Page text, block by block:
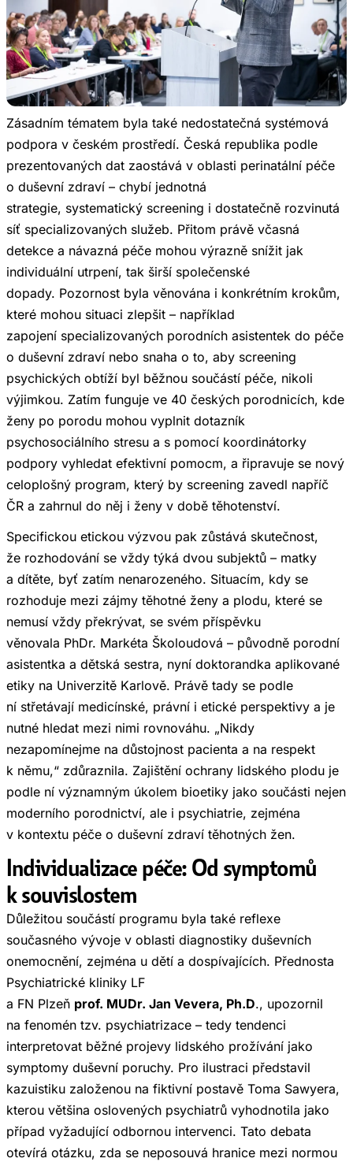
Zásadním tématem byla také nedostatečná systémová
podpora v českém prostředí. Česká republika podle
prezentovaných dat zaostává v oblasti perinatální péče
o duševní zdraví – chybí jednotná
strategie, systematický screening i dostatečně rozvinutá
síť specializovaných služeb. Přitom právě včasná
detekce a návazná péče mohou výrazně snížit jak
individuální utrpení, tak širší společenské
dopady. Pozornost byla věnována i konkrétním krokům,
které mohou situaci zlepšit – například
zapojení specializovaných porodních asistentek do péče
o duševní zdraví nebo snaha o to, aby screening
psychických obtíží byl běžnou součástí péče, nikoli
výjimkou. Zatím funguje ve 40 českých porodnicích, kde
ženy po porodu mohou vyplnit dotazník
psychosociálního stresu a s pomocí koordinátorky
podpory vyhledat efektivní pomocm, a řipravuje se nový
celoplošný program, který by screening zavedl napříč
ČR a zahrnul do něj i ženy v době těhotenství.
Specifickou etickou výzvou pak zůstává skutečnost,
že rozhodování se vždy týká dvou subjektů – matky
a dítěte, byť zatím nenarozeného. Situacím, kdy se
rozhoduje mezi zájmy těhotné ženy a plodu, které se
nemusí vždy překrývat, se svém příspěvku
věnovala PhDr. Markéta Školoudová – původně porodní
asistentka a dětská sestra, nyní doktorandka aplikované
etiky na Univerzitě Karlově. Právě tady se podle
ní střetávají medicínské, právní i etické perspektivy a je
nutné hledat mezi nimi rovnováhu. „Nikdy
nezapomínejme na důstojnost pacienta a na respekt
k němu,“ zdůraznila. Zajištění ochrany lidského plodu je
podle ní významným úkolem bioetiky jako součásti nejen
moderního porodnictví, ale i psychiatrie, zejména
v kontextu péče o duševní zdraví těhotných žen.
Individualizace péče: Od symptomů
k souvislostem
Důležitou součástí programu byla také reflexe
současného vývoje v oblasti diagnostiky duševních
onemocnění, zejména u dětí a dospívajících. Přednosta
Psychiatrické kliniky LF
a FN Plzeň prof. MUDr. Jan Vevera, Ph.D., upozornil
na fenomén tzv. psychiatrizace – tedy tendenci
interpretovat běžné projevy lidského prožívání jako
symptomy duševní poruchy. Pro ilustraci představil
kazuistiku založenou na fiktivní postavě Toma Sawyera,
kterou většina oslovených psychiatrů vyhodnotila jako
případ vyžadující odbornou intervenci. Tato debata
otevírá otázku, zda se neposouvá hranice mezi normou